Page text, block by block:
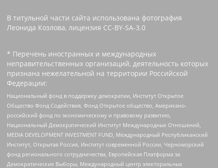
В титульной части сайта использована фотография
Леонида Козлова, лицензия CC-BY-SA-3.0
* Перечень иностранных и международных
неправительственных организаций, деятельность которых
признана нежелательной на территории Российской
Федерации:
Национальный фонд в поддержку демократии, Институт Открытое
Общество Фонд Содействия, Фонд Открытое общество, Американо-
российский фонд по экономическому и правовому развитию,
Национальный Демократический Институт Международных Отношений,
MEDIA DEVELOPMENT INVESTMENT FUND, Международный Республиканский
Институт, Открытая Россия, Институт современной России, Черноморский
фонд регионального сотрудничества, Европейская Платформа за
Демократические Выборы, Международный центр электоральных